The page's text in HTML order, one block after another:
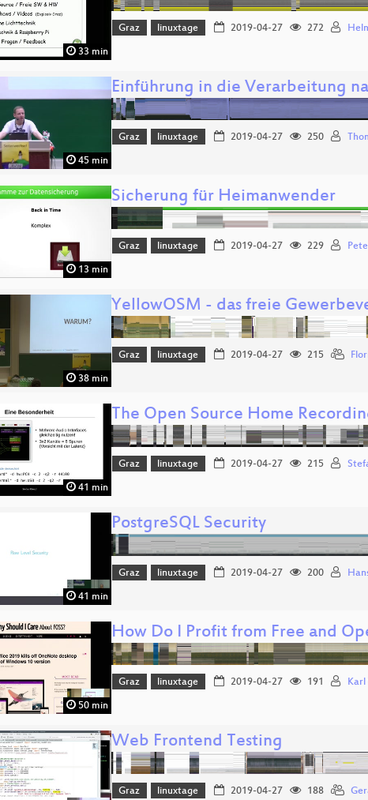
33 min
Graz linuxtage 2019-04-27 272
45 min
Einführung in die Verarbeitung
Graz linuxtage 2019-04-27 250
13 min
Sicherung für Heimanwender
Graz linuxtage 2019-04-27 229
38 min
YellowOSM - das freie
Graz linuxtage 2019-04-27 215
41 min
The Open Source Home
Graz linuxtage 2019-04-27 215
41 min
PostgreSQL Security
Graz linuxtage 2019-04-27 200
50 min
How Do I Profit from Free and
Graz linuxtage 2019-04-27 191 Karl
Web Frontend Testing
Graz linuxtage 2019-04-27 188